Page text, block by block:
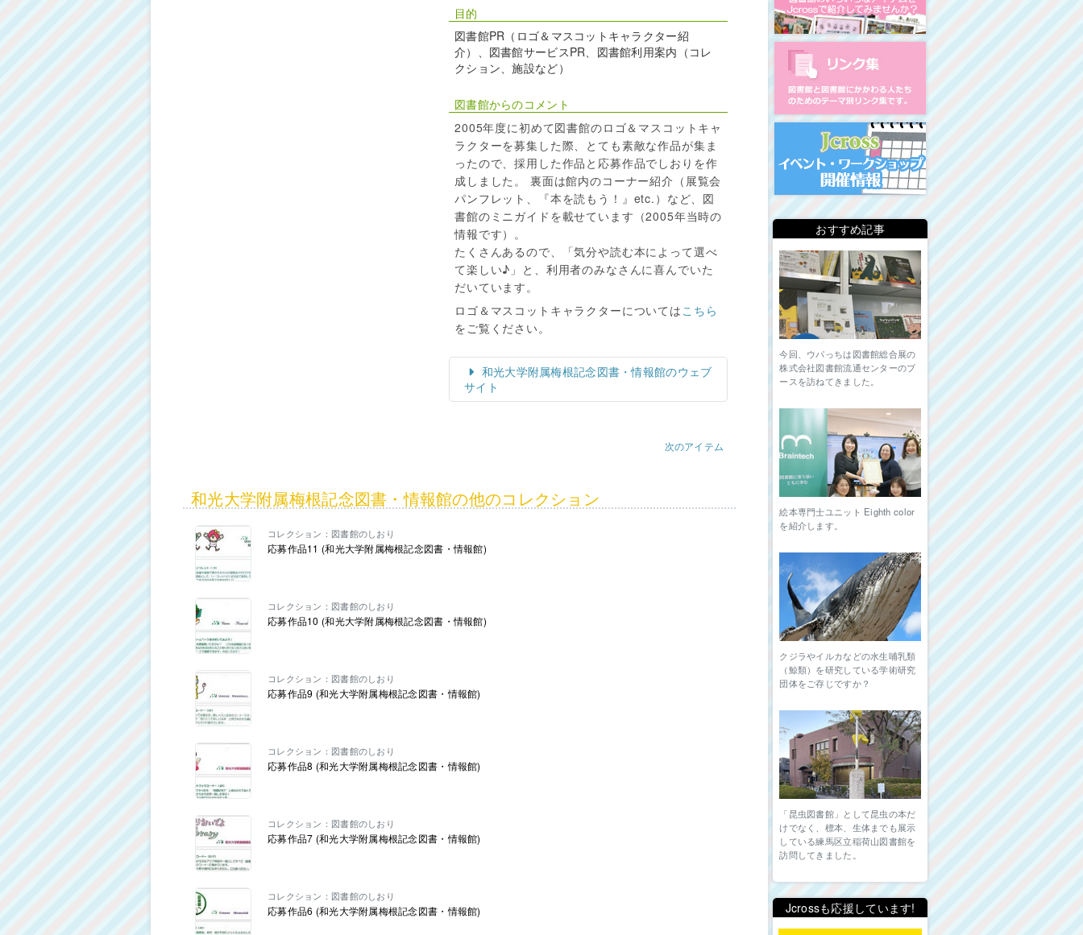
目的
図書館PR（ロゴ＆マスコットキャラクター紹
介）、図書館サービスPR、図書館利用案内（コレ
クション、施設など）
図書館からのコメント
2005年度に初めて図書館のロゴ＆マスコットキャ
ラクターを募集した際、とても素敵な作品が集ま
ったので、採用した作品と応募作品でしおりを作
成しました。 裏面は館内のコーナー紹介（展覧会
パンフレット、『本を読もう！』etc.）など、図
書館のミニガイドを載せています（2005年当時の
情報です）。
たくさんあるので、「気分や読む本によって選べ
て楽しい♪」と、利用者のみなさんに喜んでいた
だいています。
ロゴ＆マスコットキャラクターについてはこちら
をご覧ください。
和光大学附属梅根記念図書・情報館のウェブ
サイト
次のアイテム
和光大学附属梅根記念図書・情報館の他のコレクション
コレクション：図書館のしおり
応募作品11 (和光大学附属梅根記念図書・情報館)
コレクション：図書館のしおり
応募作品10 (和光大学附属梅根記念図書・情報館)
コレクション：図書館のしおり
応募作品9 (和光大学附属梅根記念図書・情報館)
コレクション：図書館のしおり
応募作品8 (和光大学附属梅根記念図書・情報館)
コレクション：図書館のしおり
応募作品7 (和光大学附属梅根記念図書・情報館)
コレクション：図書館のしおり
応募作品6 (和光大学附属梅根記念図書・情報館)
図書館リンク集
イベント・ワークショップ開
おすすめ記事
今回、ウパっちは図書館総合展の
株式会社図書館流通センターのブ
ースを訪ねてきました。
絵本専門士ユニット Eighth color
を紹介します。
クジラやイルカなどの水生哺乳類
（鯨類）を研究している学術研究
団体をご存じですか？
「昆虫図書館」として昆虫の本だ
けでなく、標本、生体までも展示
している練馬区立稲荷山図書館を
訪問してきました。
Jcrossも応援しています!